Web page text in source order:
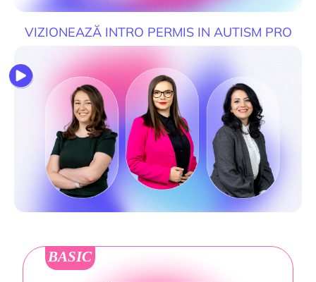
VIZIONEAZĂ INTRO PERMIS IN AUTISM PRO
BASIC